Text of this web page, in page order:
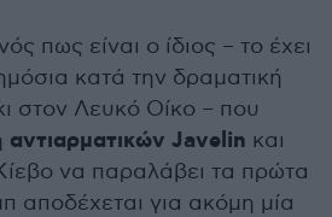
πως είναι ο ίδιος – το έχει
κατά την δραματική
στον Λευκό Οίκο – που
αντιαρματικών Javelin και
να παραλάβει τα πρώτα
αποδέχεται για ακόμη μία